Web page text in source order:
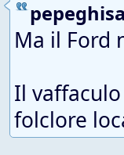
Ma il Ford
Il
folclore